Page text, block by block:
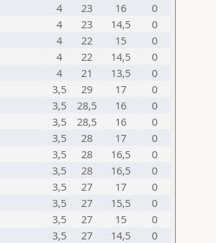
4 23 16
0
4 23 14,5
0
4 22 15
0
4 22 14,5
0
4 21 13,5
0
3,5 29 17
0
3,5 28,5 16
0
3,5 28,5 16
0
3,5 28 17
0
3,5 28 16,5
0
3,5 28 16,5
0
3,5 27 17
0
3,5 27 15,5
0
3,5 27 15
0
3,5 27 14,5
0